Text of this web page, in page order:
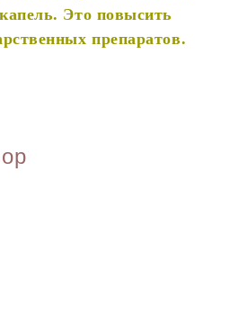
Это повысить
препаратов.